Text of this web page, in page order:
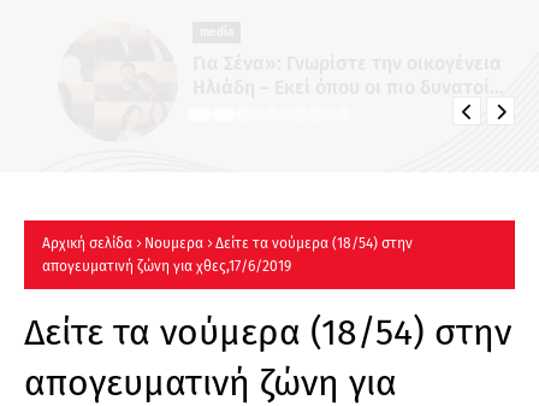
δεσμοί δοκιμάζονται περισσότερο !
Αρχική σελίδα Νουμερα
Δείτε τα νούμερα (18/54) στην
απογευματινή ζώνη για χθες,17/6/2019
Δείτε τα νούμερα (18/54) στην
απογευματινή ζώνη για